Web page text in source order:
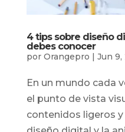
4 tips sobre diseño
debes conocer
por Orangepro | Jun 9,
En un mundo cada
el punto de vista
contenidos ligeros